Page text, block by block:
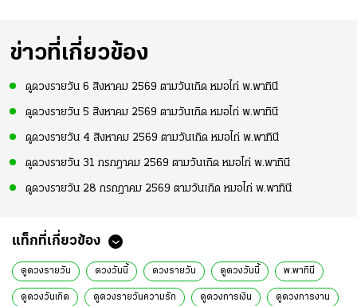
ข่าวที่เกี่ยวข้อง
ดูดวงรายวัน 6 สิงหาคม 2569 ตามวันเกิด หมอไก่ พ.พาทินี
ดูดวงรายวัน 5 สิงหาคม 2569 ตามวันเกิด หมอไก่ พ.พาทินี
ดูดวงรายวัน 4 สิงหาคม 2569 ตามวันเกิด หมอไก่ พ.พาทินี
ดูดวงรายวัน 31 กรกฎาคม 2569 ตามวันเกิด หมอไก่ พ.พาทินี
ดูดวงรายวัน 28 กรกฎาคม 2569 ตามวันเกิด หมอไก่ พ.พาทินี
แท็กที่เกี่ยวข้อง
ดูดวงรายวัน ดวงวันนี้ ดวงรายวัน ดูดวงวันนี้ พ.พาทินี
ดูดวงวันเกิด ดูดวงรายวันความรัก ดูดวงการเงิน ดูดวงการงาน